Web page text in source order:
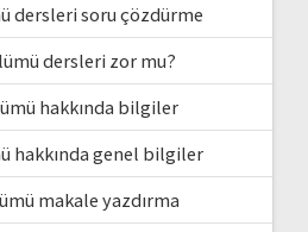
dersleri soru çözdürme
dersleri zor mu?
hakkında bilgiler
hakkında genel bilgiler
makale yazdırma